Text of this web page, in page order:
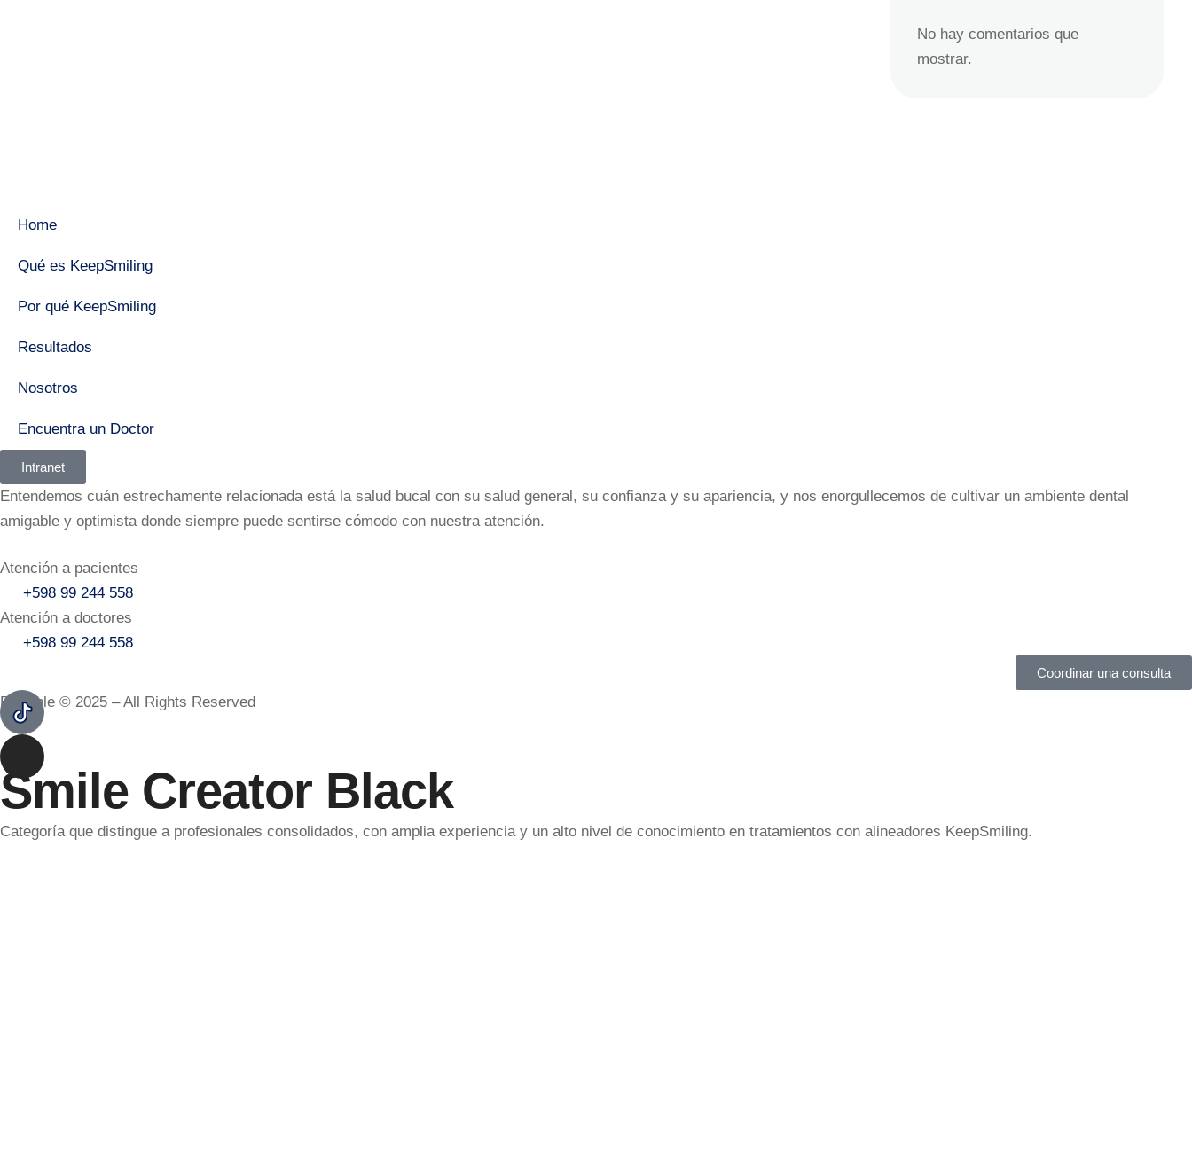
No hay comentarios que
mostrar.
Home
Qué es KeepSmiling
Por qué KeepSmiling
Resultados
Nosotros
Encuentra un Doctor
Intranet
Entendemos cuán estrechamente relacionada está la salud bucal con su salud general, su confianza y su apariencia, y nos enorgullecemos de cultivar un ambiente dental
amigable y optimista donde siempre puede sentirse cómodo con nuestra atención.
Atención a pacientes
+598 99 244 558
Atención a doctores
+598 99 244 558‬‬
Coordinar una consulta
Bramble © 2025 – All Rights Reserved
Smile Creator Black
Categoría que distingue a profesionales consolidados, con amplia experiencia y un alto nivel de conocimiento en tratamientos con alineadores KeepSmiling.